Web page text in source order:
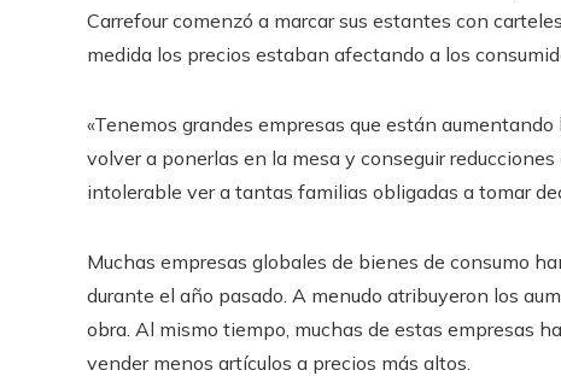
Carrefour comenzó a marcar sus estantes con
medida los precios estaban afectando a los
«Tenemos grandes empresas que están
volver a ponerlas en la mesa y conseguir
intolerable ver a tantas familias obligadas a tomar
Muchas empresas globales de bienes de consumo
durante el año pasado. A menudo atribuyeron los
obra. Al mismo tiempo, muchas de estas empresas
vender menos artículos a precios más altos.